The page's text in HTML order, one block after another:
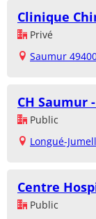
Clinique
Privé
Saumur
CH Saumur
Public
Longué-
Centre
Public